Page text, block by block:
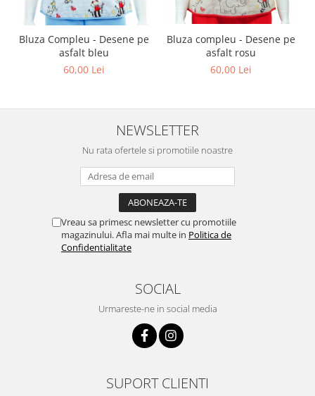
Bluza Compleu - Desene pe
asfalt bleu
60,00 Lei
Bluza compleu - Desene pe
asfalt rosu
60,00 Lei
NEWSLETTER
Nu rata ofertele si promotiile noastre
Vreau sa primesc newsletter cu promotiile
magazinului. Afla mai multe in Politica de
Confidentialitate
SOCIAL
Urmareste-ne in social media
SUPORT CLIENTI